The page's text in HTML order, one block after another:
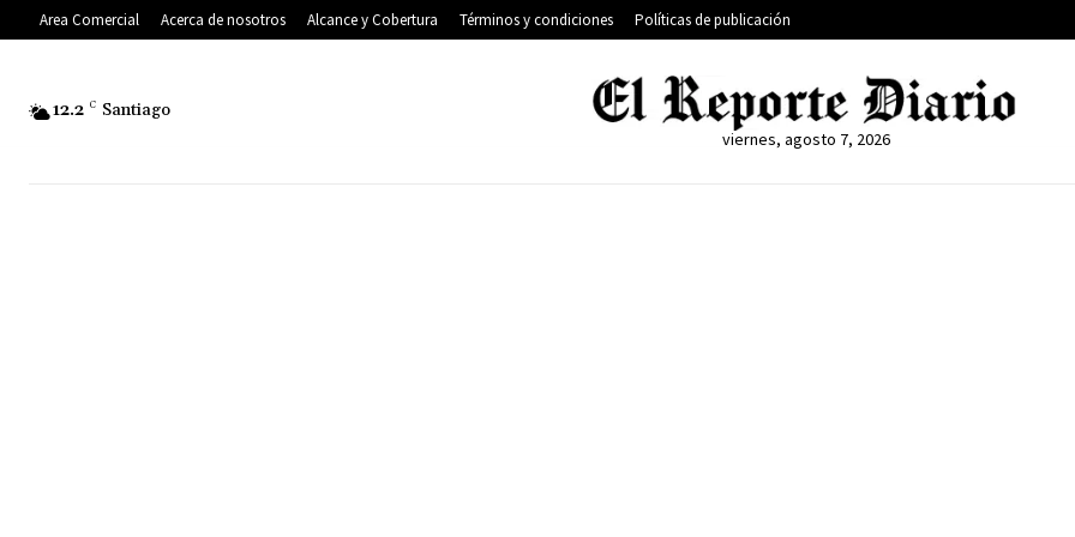
Area Comercial Acerca de nosotros Alcance y Cobertura Términos y condiciones Políticas de publicación
12.2 C Santiago
viernes, agosto 7, 2026